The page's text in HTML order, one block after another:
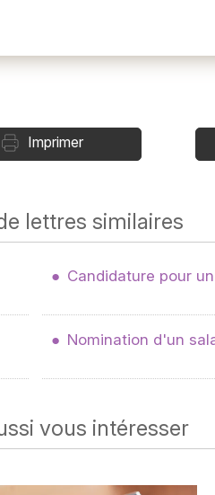
Imprimer
lettres similaires
Candidature pour
Nomination d'un
vous intéresser